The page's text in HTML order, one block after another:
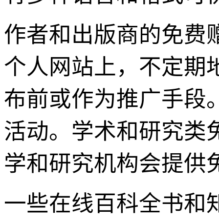
作者和出版商的免费
个人网站上，不定期
布前或作为推广手段
活动。学术和研究类
学和研究机构会提供
一些在线百科全书和